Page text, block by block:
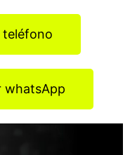
teléfono
whatsApp